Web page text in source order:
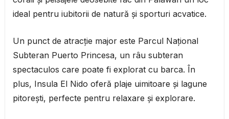
ideal pentru iubitorii de natură și sporturi acvatice.
Un punct de atracție major este Parcul Național
Subteran Puerto Princesa, un râu subteran
spectaculos care poate fi explorat cu barca. În
plus, Insula El Nido oferă plaje uimitoare și lagune
pitorești, perfecte pentru relaxare și explorare.